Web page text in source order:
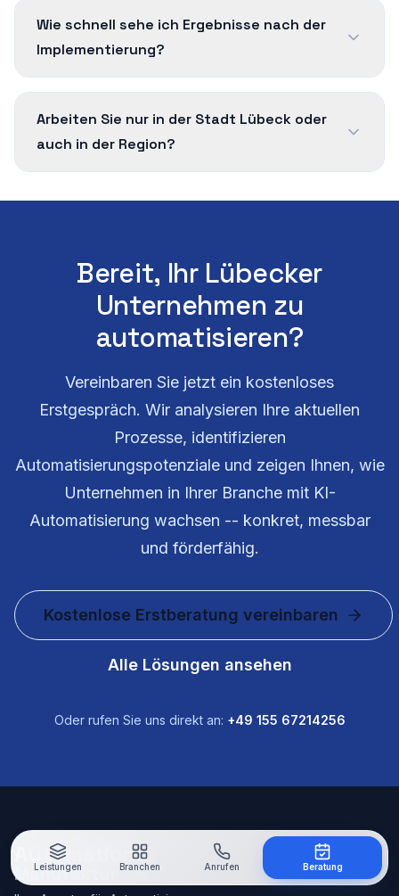
Wie schnell sehe ich Ergebnisse nach der
Implementierung?
Arbeiten Sie nur in der Stadt Lübeck oder
auch in der Region?
Bereit, Ihr Lübecker
Unternehmen zu
automatisieren?
Vereinbaren Sie jetzt ein kostenloses
Erstgespräch. Wir analysieren Ihre aktuellen
Prozesse, identifizieren
Automatisierungspotenziale und zeigen Ihnen, wie
Unternehmen in Ihrer Branche mit KI-
Automatisierung wachsen -- konkret, messbar
und förderfähig.
Kostenlose Erstberatung vereinbaren
Alle Lösungen ansehen
Oder rufen Sie uns direkt an: +49 155 67214256
Automations
Manufaktur
Leistungen Branchen Anrufen Beratung